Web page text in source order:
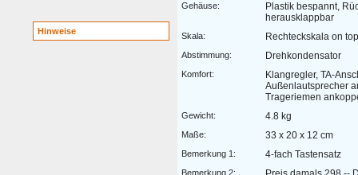
Hinweise
Gehäuse:
Plastik bespannt,
herausklappbar
Skala: Rechteckskala on top
Abstimmung: Drehkondensator
Komfort:
Klangregler, TA-
Außenlautsprecher
Trageriemen
Gewicht: 4.8 kg
Maße: 33 x 20 x 12 cm
Bemerkung 1: 4-fach Tastensatz
Bemerkung 2: